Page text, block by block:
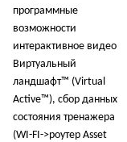
программные
возможности
интерактивное видео
Виртуальный
ландшафт™ (Virtual
Active™), сбор данных
состояния тренажера
(WI-FI->роутер Asset